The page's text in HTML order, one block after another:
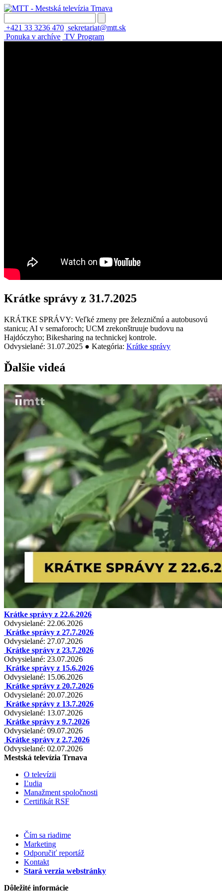
+421 33 3236 470 sekretariat@mtt.sk
Ponuka v archíve TV Program
Krátke správy z 31.7.2025
KRÁTKE SPRÁVY: Veľké zmeny pre železničnú a autobusovú
stanicu; AI v semaforoch; UCM zrekonštruuje budovu na
Hajdóczyho; Bikesharing na technickej kontrole.
Odvysielané: 31.07.2025 ● Kategória: Krátke správy
Ďalšie videá
Krátke správy z 22.6.2026
Odvysielané: 22.06.2026
Krátke správy z 27.7.2026
Odvysielané: 27.07.2026
Krátke správy z 23.7.2026
Odvysielané: 23.07.2026
Krátke správy z 15.6.2026
Odvysielané: 15.06.2026
Krátke správy z 20.7.2026
Odvysielané: 20.07.2026
Krátke správy z 13.7.2026
Odvysielané: 13.07.2026
Krátke správy z 9.7.2026
Odvysielané: 09.07.2026
Krátke správy z 2.7.2026
Odvysielané: 02.07.2026
Mestská televízia Trnava
O televízii
Ľudia
Manažment spoločnosti
Certifikát RSF
Čím sa riadime
Marketing
Odporučiť reportáž
Kontakt
Stará verzia webstránky
Dôležité informácie